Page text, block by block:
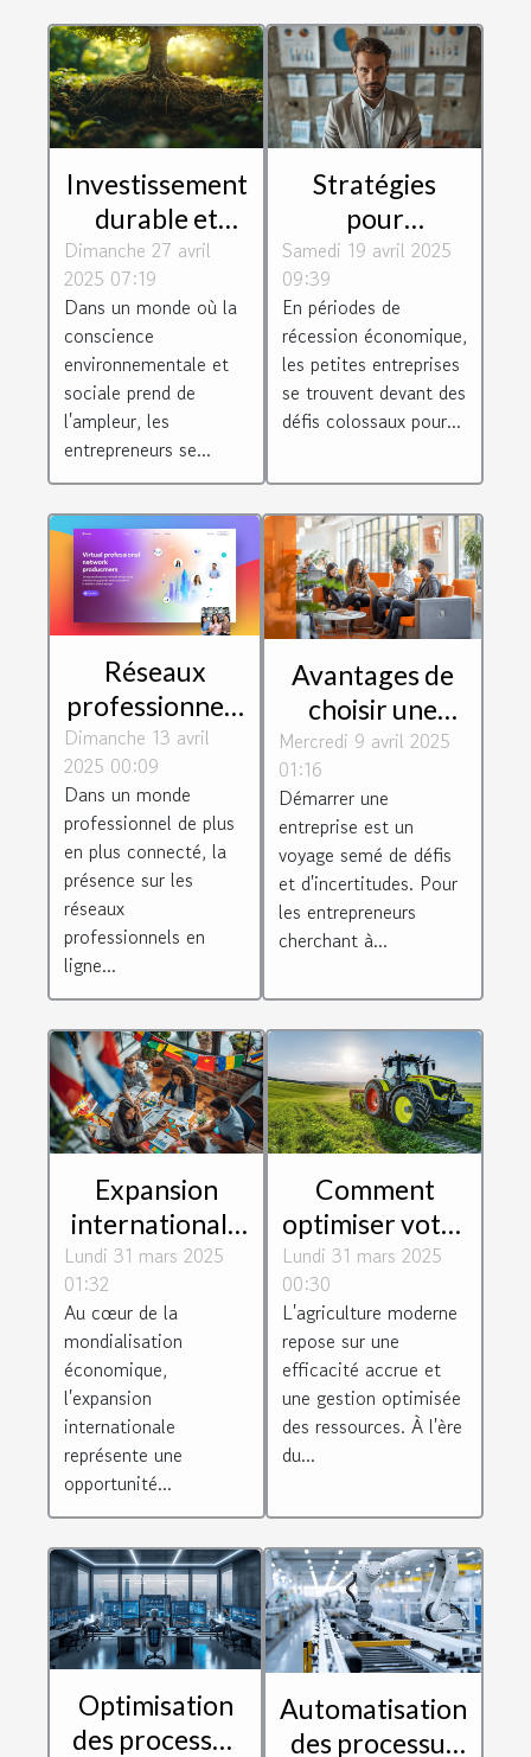
Investissement
durable et
rentable
perspectives
pour les
entrepreneurs
Dimanche 27 avril
2025 07:19
Dans un monde où la
conscience
environnementale et
sociale prend de
l'ampleur, les
entrepreneurs se...
Stratégies
pour
maximiser les
bénéfices des
petites
entreprises en
période de
récession
Samedi 19 avril 2025
09:39
En périodes de
récession économique,
les petites entreprises
se trouvent devant des
défis colossaux pour...
Réseaux
professionnels
en ligne
maximiser son
influence pour
accélérer sa
croissance
Dimanche 13 avril
2025 00:09
Dans un monde
professionnel de plus
en plus connecté, la
présence sur les
réseaux
professionnels en
ligne...
Avantages de
choisir une
pépinière
d'entreprises
pour le
développement
de start-ups
Mercredi 9 avril 2025
01:16
Démarrer une
entreprise est un
voyage semé de défis
et d'incertitudes. Pour
les entrepreneurs
cherchant à...
Expansion
internationale
pour les PMEs
stratégies pour
surmonter les
barrières
culturelles et
linguistiques
Lundi 31 mars 2025
01:32
Au cœur de la
mondialisation
économique,
l'expansion
internationale
représente une
opportunité...
Comment
optimiser votre
exploitation
agricole avec
des
équipements
modernes
Lundi 31 mars 2025
00:30
L'agriculture moderne
repose sur une
efficacité accrue et
une gestion optimisée
des ressources. À l'ère
du...
Optimisation
des processus
Automatisation
des processus